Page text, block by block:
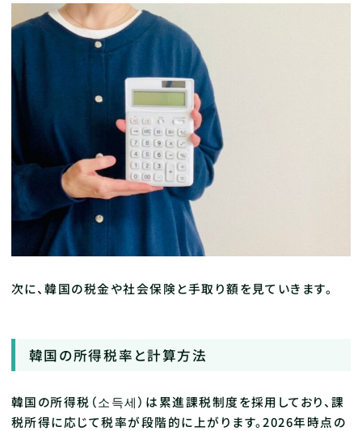
次に、韓国の税金や社会保険と手取り額を見ていきます。
韓国の所得税率と計算方法
韓国の所得税（소득세）は累進課税制度を採用しており、課
税所得に応じて税率が段階的に上がります。2026年時点の